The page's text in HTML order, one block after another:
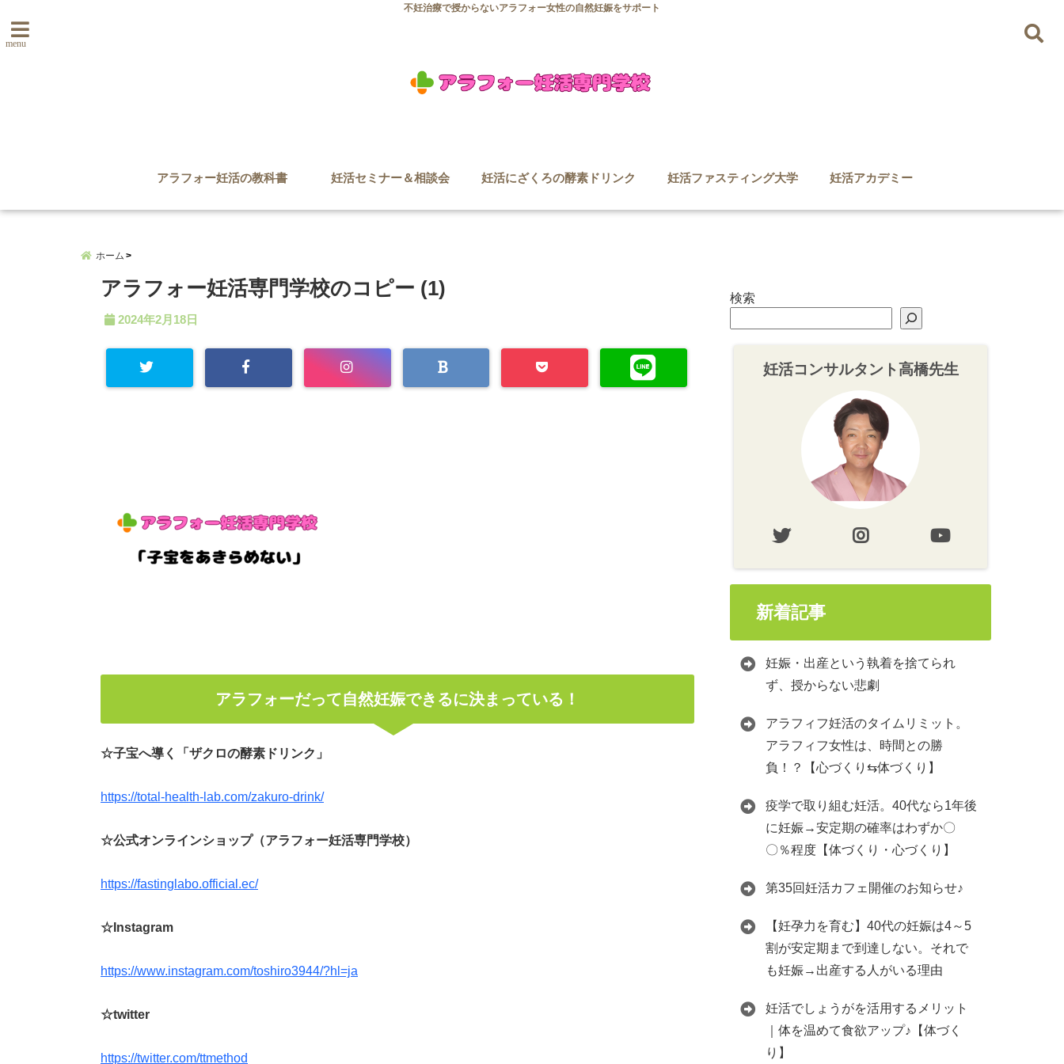
不妊治療で授からないアラフォー女性の自然妊娠をサポート
menu
アラフォー妊活の教科書 妊活セミナー＆相談会 妊活にざくろの酵素ドリンク 妊活ファスティング大学 妊活アカデミー
ホーム
アラフォー妊活専門学校のコピー (1)
2024年2月18日
アラフォーだって自然妊娠できるに決まっている！
☆子宝へ導く「ザクロの酵素ドリンク」
https://total-health-lab.com/zakuro-drink/
☆公式オンラインショップ（アラフォー妊活専門学校）
https://fastinglabo.official.ec/
☆Instagram
https://www.instagram.com/toshiro3944/?hl=ja
☆twitter
https://twitter.com/ttmethod
検索
妊活コンサルタント高橋先生
新着記事
妊娠・出産という執着を捨てられ
ず、授からない悲劇
アラフィフ妊活のタイムリミット。
アラフィフ女性は、時間との勝
負！？【心づくり⇆体づくり】
疫学で取り組む妊活。40代なら1年後
に妊娠→安定期の確率はわずか〇
〇％程度【体づくり・心づくり】
第35回妊活カフェ開催のお知らせ♪
【妊孕力を育む】40代の妊娠は4～5
割が安定期まで到達しない。それで
も妊娠→出産する人がいる理由
妊活でしょうがを活用するメリット
｜体を温めて食欲アップ♪【体づく
り】